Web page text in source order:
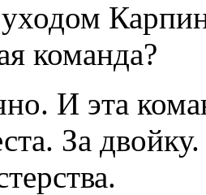
команда?
И эта
За